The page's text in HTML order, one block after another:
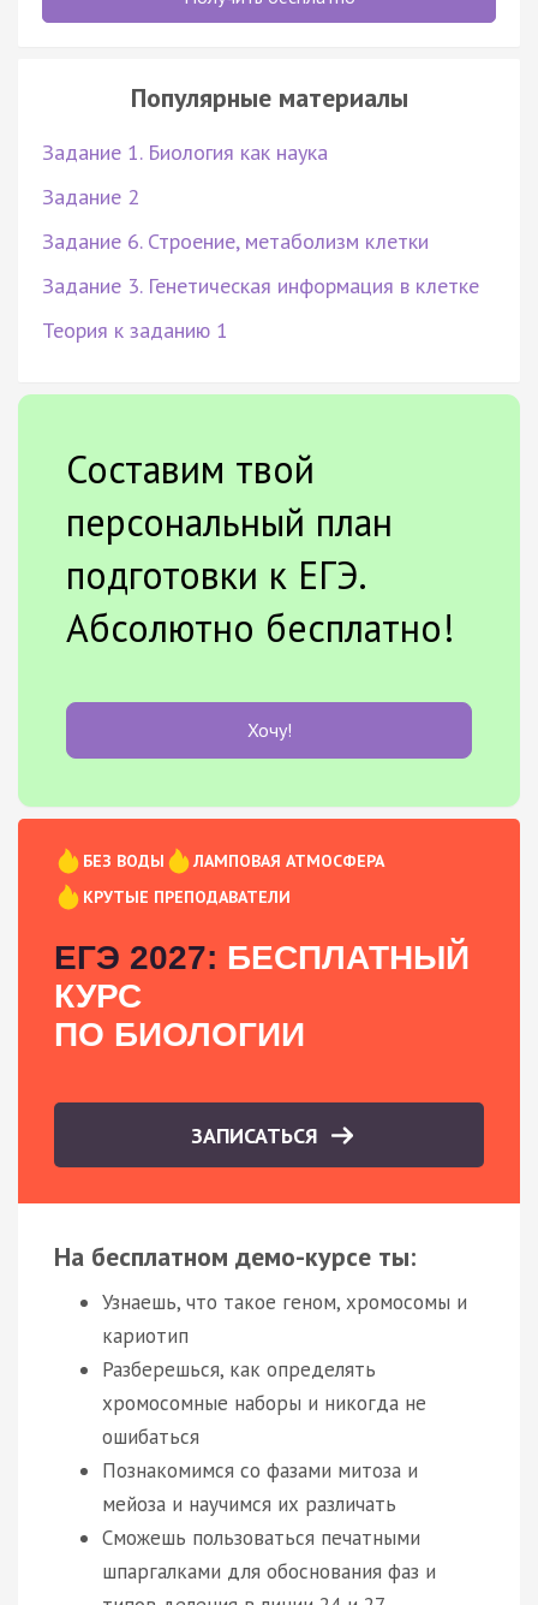
Популярные материалы
Задание 1. Биология как наука
Задание 2
Задание 6. Строение, метаболизм клетки
Задание 3. Генетическая информация в клетке
Теория к заданию 1
Составим твой
персональный план
подготовки к ЕГЭ.
Абсолютно бесплатно!
Хочу!
БЕЗ ВОДЫ
ЛАМПОВАЯ АТМОСФЕРА
КРУТЫЕ ПРЕПОДАВАТЕЛИ
ЕГЭ 2027: БЕСПЛАТНЫЙ
КУРС
ПО БИОЛОГИИ
ЗАПИСАТЬСЯ
На бесплатном демо-курсе ты:
Узнаешь, что такое геном, хромосомы и
кариотип
Разберешься, как определять
хромосомные наборы и никогда не
ошибаться
Познакомимся со фазами митоза и
мейоза и научимся их различать
Сможешь пользоваться печатными
шпаргалками для обоснования фаз и